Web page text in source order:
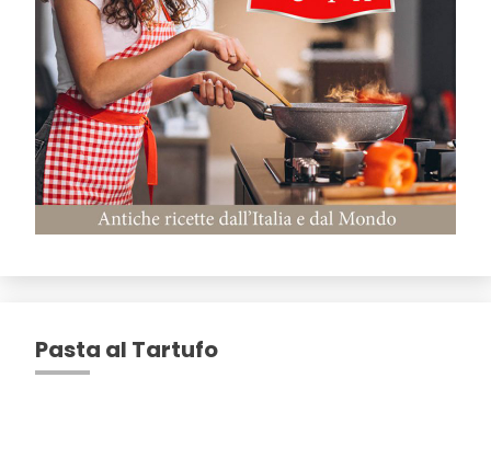
Pasta al Tartufo